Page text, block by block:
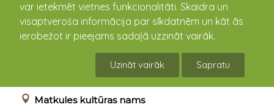
var ietekmēt vietnes funkcionalitāti. Skaidra un
visaptveroša informācija par sīkdatnēm un kāt ās
ierobežot ir pieejams sadaļā uzzināt vairāk.
Uzināt vairāk Sapratu
Izvēlies Matkules kultūras namu!
Matkules kultūras nams